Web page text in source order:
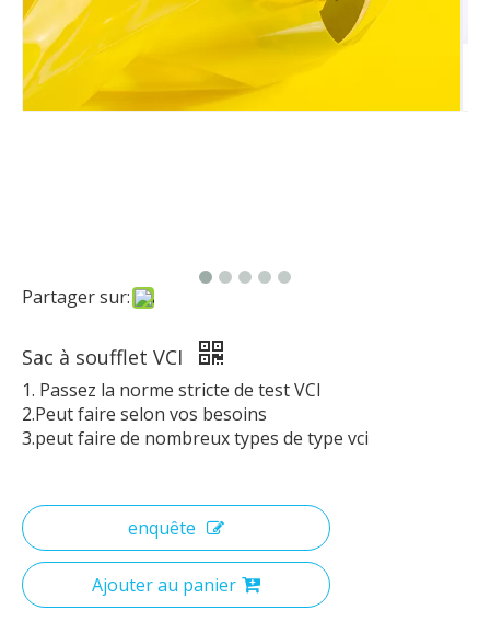
Partager sur:
Sac à soufflet VCI
1. Passez la norme stricte de test VCI
2.Peut faire selon vos besoins
3.peut faire de nombreux types de type vci
enquête
Ajouter au panier